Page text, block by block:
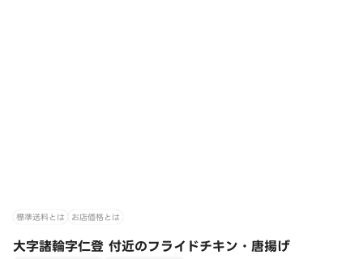
標準送料とは お店価格とは
大字諸輪字仁登 付近のフライドチキン・唐揚げ